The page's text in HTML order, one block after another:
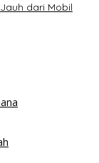
dari Mobil